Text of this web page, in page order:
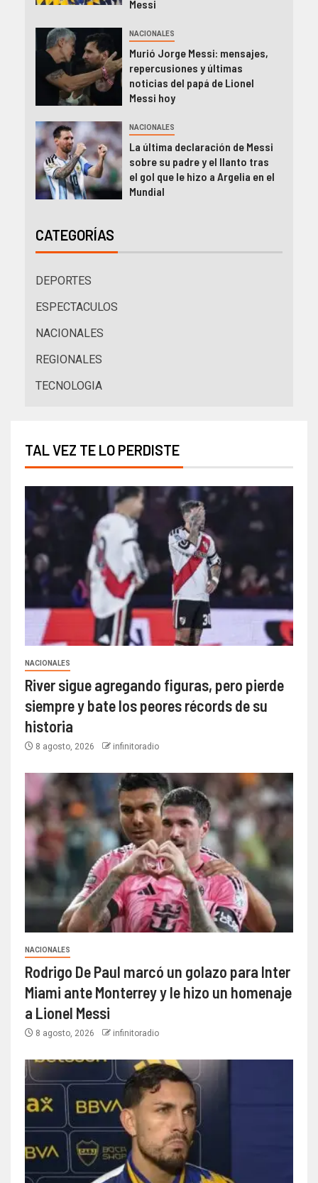
Messi
NACIONALES
Murió Jorge Messi: mensajes,
repercusiones y últimas
noticias del papá de Lionel
Messi hoy
NACIONALES
La última declaración de Messi
sobre su padre y el llanto tras
el gol que le hizo a Argelia en el
Mundial
CATEGORÍAS
DEPORTES
ESPECTACULOS
NACIONALES
REGIONALES
TECNOLOGIA
TAL VEZ TE LO PERDISTE
NACIONALES
River sigue agregando figuras, pero pierde
siempre y bate los peores récords de su
historia
8 agosto, 2026 infinitoradio
NACIONALES
Rodrigo De Paul marcó un golazo para Inter
Miami ante Monterrey y le hizo un homenaje
a Lionel Messi
8 agosto, 2026 infinitoradio